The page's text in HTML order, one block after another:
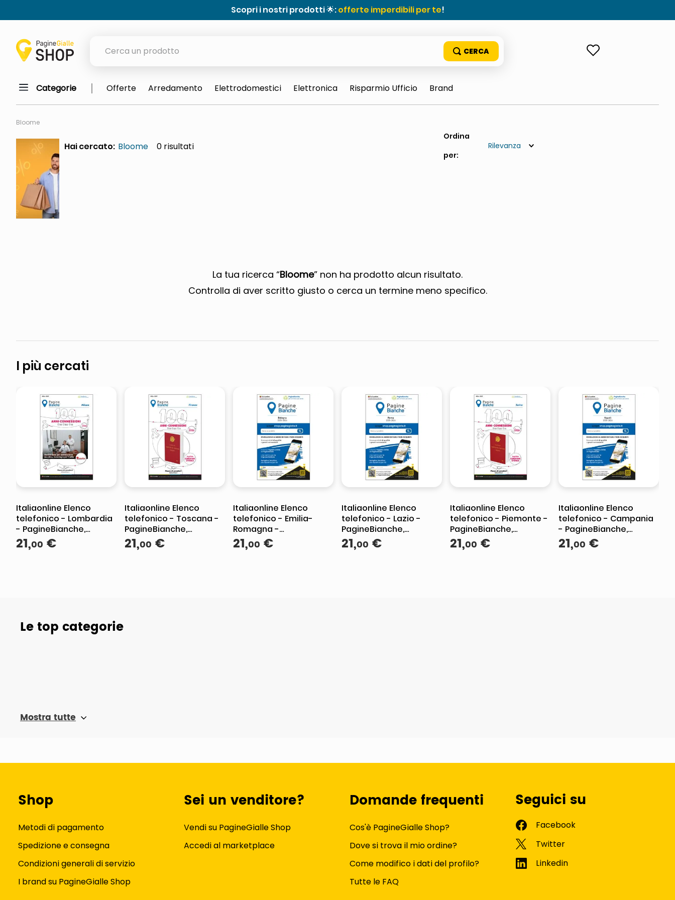
Scopri i nostri prodotti 🌟:offerte imperdibili per te!
ombrelloni
Categorie Offerte Arredamento Elettrodomestici Elettronica Risparmio Ufficio Brand
Bloome
Hai cercato: Bloome 0 Rilevanza
La tua ricerca “Bloome” non ha prodotto alcun risultato.
Controlla di aver scritto giusto o cerca un termine meno specifico.
I più cercati
Italiaonline Elenco
telefonico - Lombardia
- PagineBianche,
PagineGialle e
TuttoCittà
21,00 €
Italiaonline Elenco
telefonico - Toscana -
PagineBianche,
PagineGialle e
TuttoCittà
21,00 €
Italiaonline Elenco
telefonico - Emilia-
Romagna -
PagineBianche,
PagineGialle e
21,00 €
Italiaonline Elenco
telefonico - Lazio -
PagineBianche,
PagineGialle e
TuttoCittà
21,00 €
Italiaonline Elenco
telefonico - Piemonte -
PagineBianche,
PagineGialle e
TuttoCittà
21,00 €
Italiaonline Elenco
telefonico - Campania
- PagineBianche,
PagineGialle e
TuttoCittà
21,00 €
Le top categorie
Mostra tutte
Shop
Metodi di pagamento
Spedizione e consegna
Condizioni generali di servizio
I brand su PagineGialle Shop
Sei un venditore?
Vendi su PagineGialle Shop
Accedi al marketplace
Domande frequenti
Cos'è PagineGialle Shop?
Dove si trova il mio ordine?
Come modifico i dati del profilo?
Tutte le FAQ
Seguici su